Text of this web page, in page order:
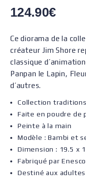
124.90€
Ce diorama de la
créateur Jim Shore
classique
Panpan le Lapin,
d’autres.
Collection
Faite en poudre de
Peinte à la main
Modèle : Bambi et
Dimension : 19.5 x
Fabriqué par Enesco
Destiné aux